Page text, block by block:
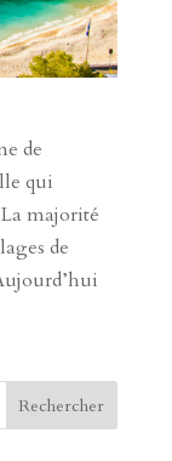
de
qui
majorité
de